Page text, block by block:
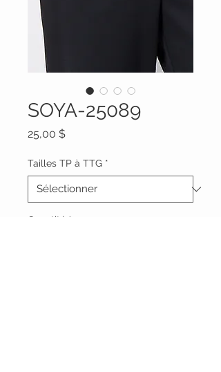
SOYA-25089
25,00 $Prix
Tailles TP à TTG *
Quantité *